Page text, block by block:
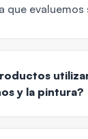
que
y la pintura?